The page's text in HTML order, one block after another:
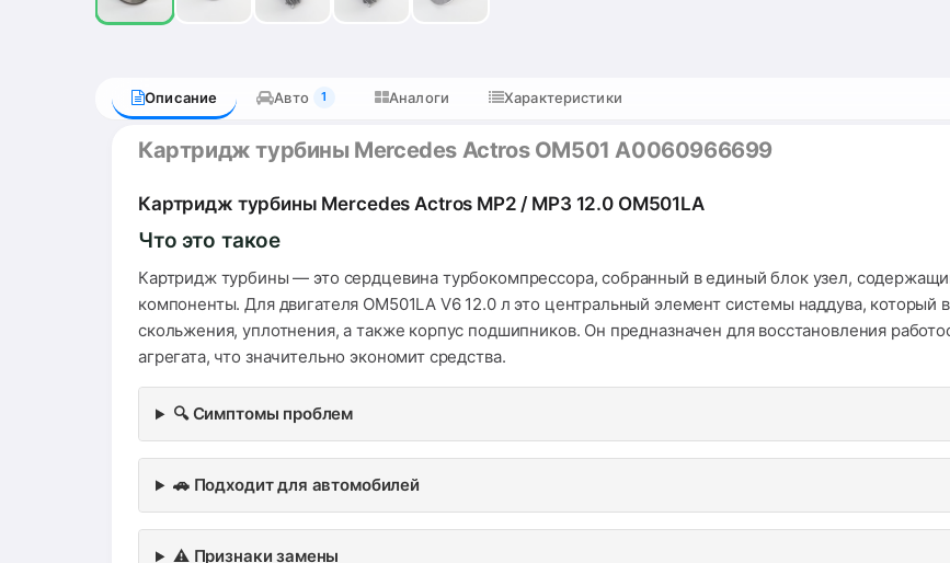
Описание Авто 1 Аналоги Характеристики
Картридж турбины Mercedes Actros OM501 A0060966699
Картридж турбины Mercedes Actros MP2 / MP3 12.0 OM501LA
Что это такое
Картридж турбины — это сердцевина турбокомпрессора, собранный в единый блок узел,
компоненты. Для двигателя OM501LA V6 12.0 л это центральный элемент системы наддува,
скольжения, уплотнения, а также корпус подшипников. Он предназначен для восстановления
агрегата, что значительно экономит средства.
🔍 Симптомы проблем
🚗 Подходит для автомобилей
⚠️ Признаки замены